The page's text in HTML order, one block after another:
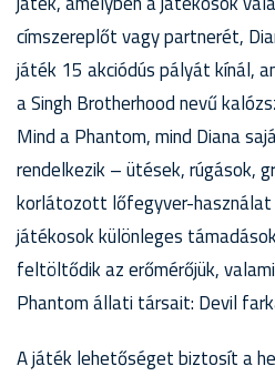
címszereplőt vagy partnerét,
játék 15 akciódús pályát kínál,
a Singh Brotherhood nevű
Mind a Phantom, mind Diana
rendelkezik – ütések, rúgások,
korlátozott lőfegyver-használat
játékosok különleges
feltöltődik az erőmérőjük,
Phantom állati társait: Devil
A játék lehetőséget biztosít a